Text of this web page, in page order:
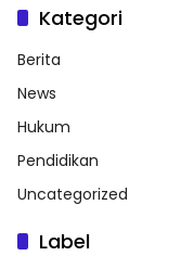
Kategori
Berita
News
Hukum
Pendidikan
Uncategorized
Label